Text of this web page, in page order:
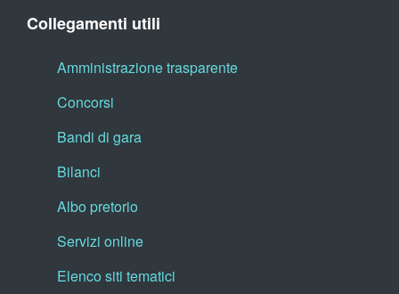
Collegamenti utili
Amministrazione trasparente
Concorsi
Bandi di gara
Bilanci
Albo pretorio
Servizi online
Elenco siti tematici